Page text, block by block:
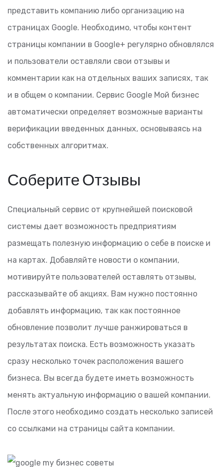
представить компанию либо организацию на
страницах Google. Необходимо, чтобы контент
страницы компании в Google+ регулярно обновлялся
и пользователи оставляли свои отзывы и
комментарии как на отдельных ваших записях, так
и в общем о компании. Сервис Google Мой бизнес
автоматически определяет возможные варианты
верификации введенных данных, основываясь на
собственных алгоритмах.
Соберите Отзывы
Специальный сервис от крупнейшей поисковой
системы дает возможность предприятиям
размещать полезную информацию о себе в поиске и
на картах. Добавляйте новости о компании,
мотивируйте пользователей оставлять отзывы,
рассказывайте об акциях. Вам нужно постоянно
добавлять информацию, так как постоянное
обновление позволит лучше ранжироваться в
результатах поиска. Есть возможность указать
сразу несколько точек расположения вашего
бизнеса. Вы всегда будете иметь возможность
менять актуальную информацию о вашей компании.
После этого необходимо создать несколько записей
со ссылками на страницы сайта компании.